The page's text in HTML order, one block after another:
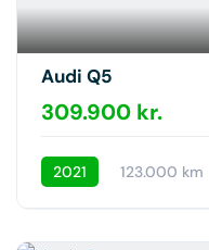
Audi Q5
309.900 kr.
2021 123.000 km